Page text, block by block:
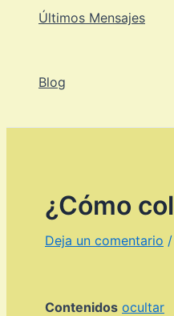
Últimos Mensajes
Blog
¿Cómo
Deja un comentario
Contenidos ocultar